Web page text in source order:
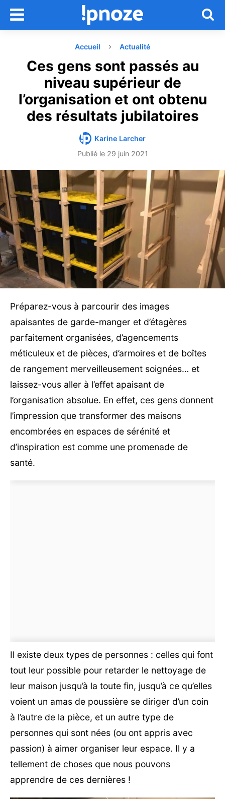
Accueil Actualité
Ces gens sont passés au
niveau supérieur de
l’organisation et ont obtenu
des résultats jubilatoires
Karine Larcher
Publié le 29 juin 2021
Préparez-vous à parcourir des images
apaisantes de garde-manger et d’étagères
parfaitement organisées, d’agencements
méticuleux et de pièces, d’armoires et de boîtes
de rangement merveilleusement soignées… et
laissez-vous aller à l’effet apaisant de
l’organisation absolue. En effet, ces gens donnent
l’impression que transformer des maisons
encombrées en espaces de sérénité et
d’inspiration est comme une promenade de
santé.
Il existe deux types de personnes : celles qui font
tout leur possible pour retarder le nettoyage de
leur maison jusqu’à la toute fin, jusqu’à ce qu’elles
voient un amas de poussière se diriger d’un coin
à l’autre de la pièce, et un autre type de
personnes qui sont nées (ou ont appris avec
passion) à aimer organiser leur espace. Il y a
tellement de choses que nous pouvons
apprendre de ces dernières !